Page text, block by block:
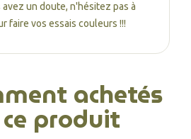
avez un doute, n'hésitez pas à
faire vos essais couleurs !!!
achetés
produit